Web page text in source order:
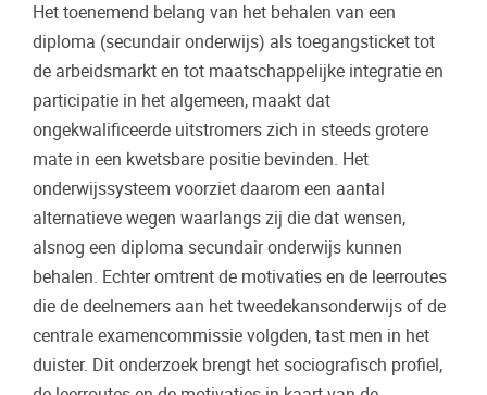
Het toenemend belang van het behalen van een
diploma (secundair onderwijs) als toegangsticket tot
de arbeidsmarkt en tot maatschappelijke integratie en
participatie in het algemeen, maakt dat
ongekwalificeerde uitstromers zich in steeds grotere
mate in een kwetsbare positie bevinden. Het
onderwijssysteem voorziet daarom een aantal
alternatieve wegen waarlangs zij die dat wensen,
alsnog een diploma secundair onderwijs kunnen
behalen. Echter omtrent de motivaties en de leerroutes
die de deelnemers aan het tweedekansonderwijs of de
centrale examencommissie volgden, tast men in het
duister. Dit onderzoek brengt het sociografisch profiel,